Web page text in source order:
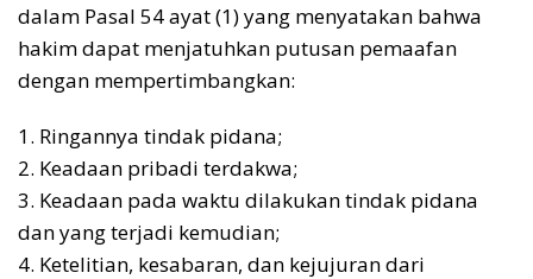
dalam Pasal 54 ayat (1) yang menyatakan bahwa
hakim dapat menjatuhkan putusan pemaafan
dengan mempertimbangkan:
1. Ringannya tindak pidana;
2. Keadaan pribadi terdakwa;
3. Keadaan pada waktu dilakukan tindak pidana
dan yang terjadi kemudian;
4. Ketelitian, kesabaran, dan kejujuran dari